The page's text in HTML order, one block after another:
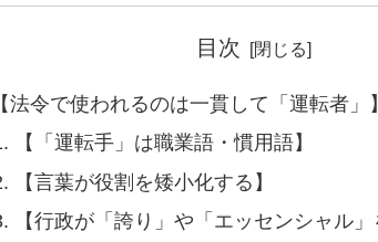
目次
【法令で使われるのは一貫して「運転者」】
【「運転手」は職業語・慣用語】
【言葉が役割を矮小化する】
【行政が「誇り」や「エッセンシャル」